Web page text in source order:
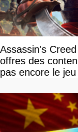
Assassin's
offres des
pas encore le jeu